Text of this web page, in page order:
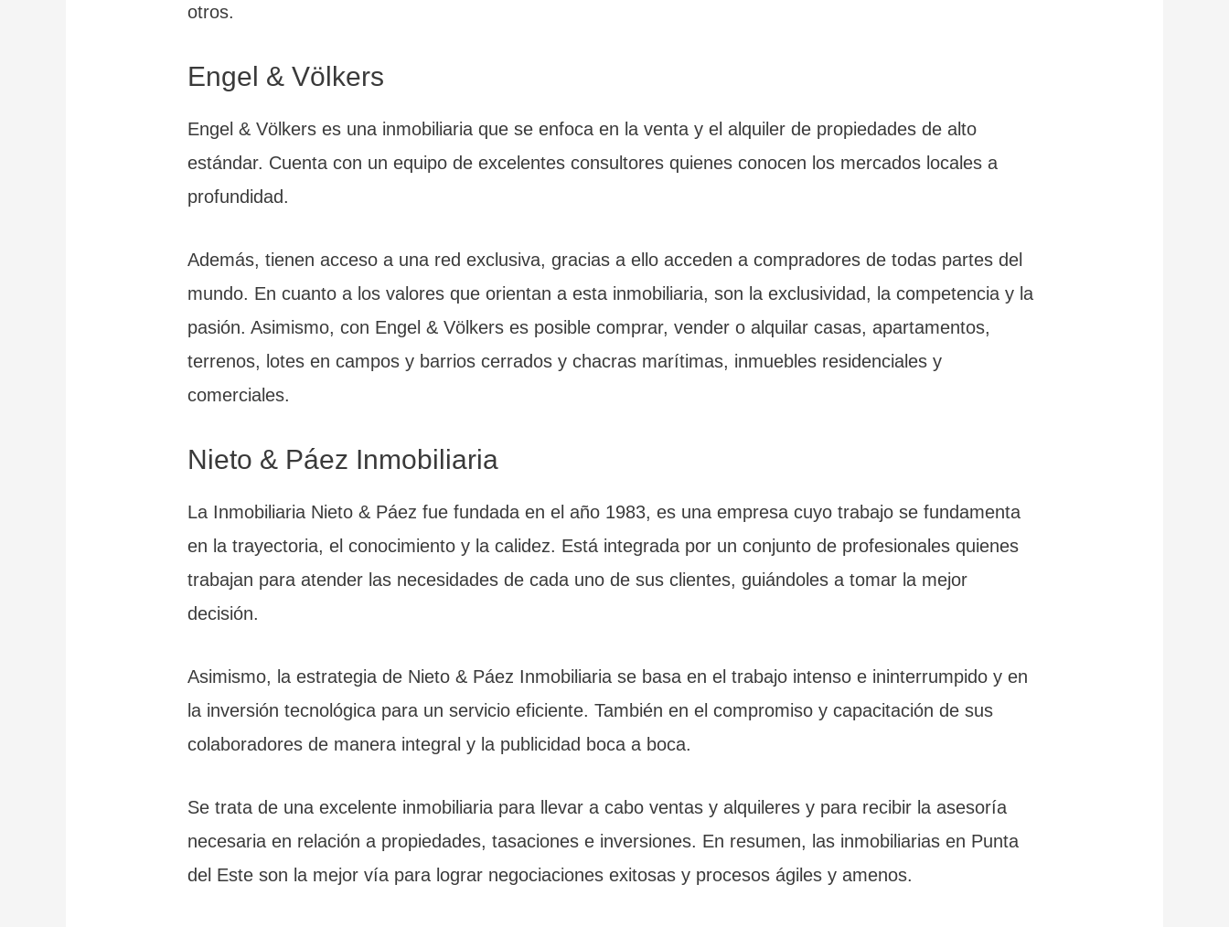
otros.
Engel & Völkers
Engel & Völkers es una inmobiliaria que se enfoca en la venta y el alquiler de propiedades de alto
estándar. Cuenta con un equipo de excelentes consultores quienes conocen los mercados locales a
profundidad.
Además, tienen acceso a una red exclusiva, gracias a ello acceden a compradores de todas partes del
mundo. En cuanto a los valores que orientan a esta inmobiliaria, son la exclusividad, la competencia y la
pasión. Asimismo, con Engel & Völkers es posible comprar, vender o alquilar casas, apartamentos,
terrenos, lotes en campos y barrios cerrados y chacras marítimas, inmuebles residenciales y
comerciales.
Nieto & Páez Inmobiliaria
La Inmobiliaria Nieto & Páez fue fundada en el año 1983, es una empresa cuyo trabajo se fundamenta
en la trayectoria, el conocimiento y la calidez. Está integrada por un conjunto de profesionales quienes
trabajan para atender las necesidades de cada uno de sus clientes, guiándoles a tomar la mejor
decisión.
Asimismo, la estrategia de Nieto & Páez Inmobiliaria se basa en el trabajo intenso e ininterrumpido y en
la inversión tecnológica para un servicio eficiente. También en el compromiso y capacitación de sus
colaboradores de manera integral y la publicidad boca a boca.
Se trata de una excelente inmobiliaria para llevar a cabo ventas y alquileres y para recibir la asesoría
necesaria en relación a propiedades, tasaciones e inversiones. En resumen, las inmobiliarias en Punta
del Este son la mejor vía para lograr negociaciones exitosas y procesos ágiles y amenos.